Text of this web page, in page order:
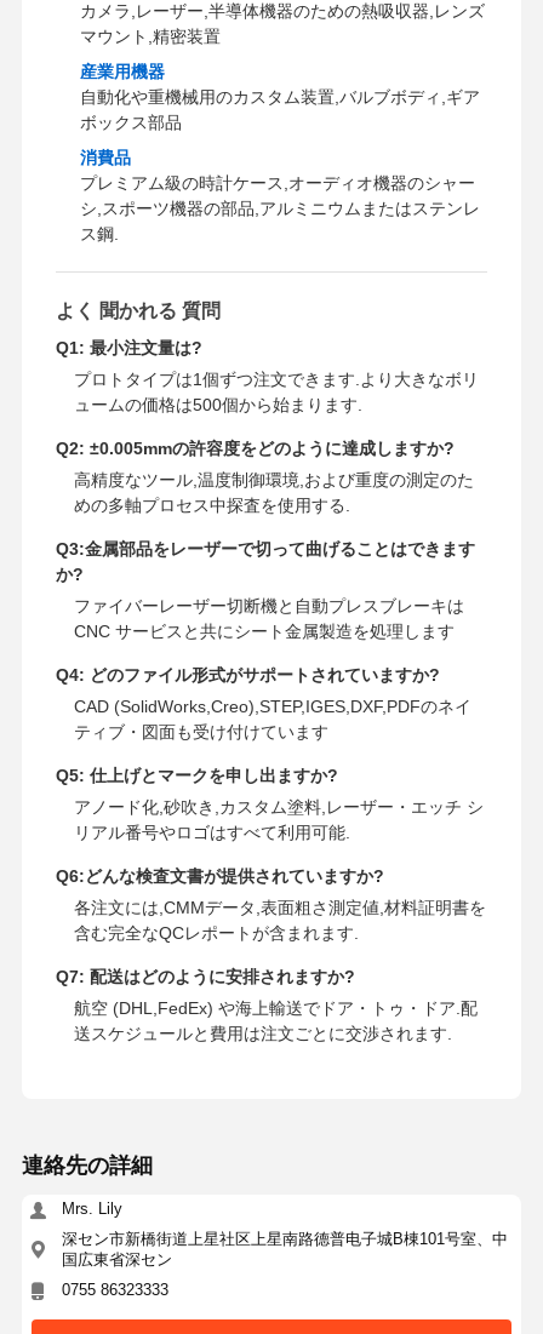
カメラ,レーザー,半導体機器のための熱吸収器,レンズ
マウント,精密装置
産業用機器
自動化や重機械用のカスタム装置,バルブボディ,ギア
ボックス部品
消費品
プレミアム級の時計ケース,オーディオ機器のシャー
シ,スポーツ機器の部品,アルミニウムまたはステンレ
ス鋼.
よく 聞かれる 質問
Q1: 最小注文量は?
プロトタイプは1個ずつ注文できます.より大きなボリ
ュームの価格は500個から始まります.
Q2: ±0.005mmの許容度をどのように達成しますか?
高精度なツール,温度制御環境,および重度の測定のた
めの多軸プロセス中探査を使用する.
Q3:金属部品をレーザーで切って曲げることはできます
か?
ファイバーレーザー切断機と自動プレスブレーキは
CNC サービスと共にシート金属製造を処理します
Q4: どのファイル形式がサポートされていますか?
CAD (SolidWorks,Creo),STEP,IGES,DXF,PDFのネイ
ティブ・図面も受け付けています
Q5: 仕上げとマークを申し出ますか?
アノード化,砂吹き,カスタム塗料,レーザー・エッチ シ
リアル番号やロゴはすべて利用可能.
Q6:どんな検査文書が提供されていますか?
各注文には,CMMデータ,表面粗さ測定値,材料証明書を
含む完全なQCレポートが含まれます.
Q7: 配送はどのように安排されますか?
航空 (DHL,FedEx) や海上輸送でドア・トゥ・ドア.配
送スケジュールと費用は注文ごとに交渉されます.
連絡先の詳細
Mrs. Lily
深セン市新橋街道上星社区上星南路德普电子城B棟101号室、中
国広東省深セン
0755 86323333